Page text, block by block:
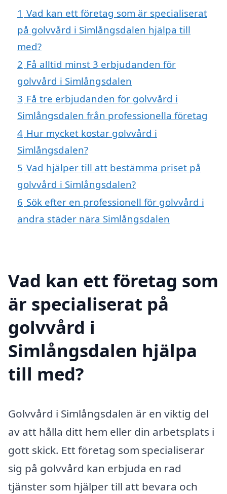
1 Vad kan ett företag som är specialiserat
på golvvård i Simlångsdalen hjälpa till
med?
2 Få alltid minst 3 erbjudanden för
golvvård i Simlångsdalen
3 Få tre erbjudanden för golvvård i
Simlångsdalen från professionella företag
4 Hur mycket kostar golvvård i
Simlångsdalen?
5 Vad hjälper till att bestämma priset på
golvvård i Simlångsdalen?
6 Sök efter en professionell för golvvård i
andra städer nära Simlångsdalen
Vad kan ett företag som
är specialiserat på
golvvård i
Simlångsdalen hjälpa
till med?
Golvvård i Simlångsdalen är en viktig del
av att hålla ditt hem eller din arbetsplats i
gott skick. Ett företag som specialiserar
sig på golvvård kan erbjuda en rad
tjänster som hjälper till att bevara och